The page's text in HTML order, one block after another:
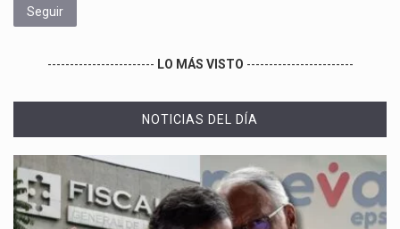
Seguir
------------------------ LO MÁS VISTO ------------------------
NOTICIAS DEL DÍA